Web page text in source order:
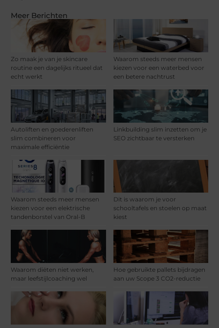
Meer Berichten
Zo maak je van je skincare
routine een dagelijks ritueel dat
echt werkt
Waarom steeds meer mensen
kiezen voor een waterbed voor
een betere nachtrust
Autoliften en goederenliften
slim combineren voor
maximale efficiëntie
Linkbuilding slim inzetten om je
SEO zichtbaar te versterken
Waarom steeds meer mensen
kiezen voor een elektrische
tandenborstel van Oral-B
Dit is waarom je voor
schooltafels en stoelen op maat
kiest
Waarom diëten niet werken,
maar leefstijlcoaching wel
Hoe gebruikte pallets bijdragen
aan uw Scope 3 CO2-reductie